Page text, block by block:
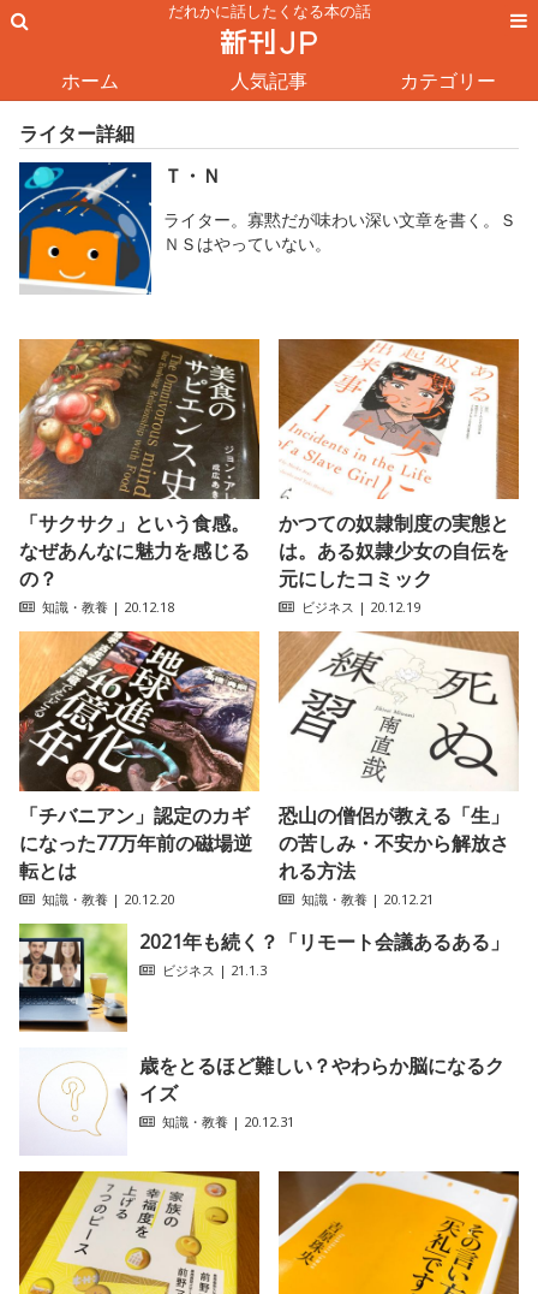
だれかに話したくなる本の話
ホーム 人気記事 カテゴリー
ライター詳細
Ｔ・Ｎ
ライター。寡黙だが味わい深い文章を書く。Ｓ
ＮＳはやっていない。
「サクサク」という食感。
なぜあんなに魅力を感じる
の？
知識・教養 | 20.12.18
かつての奴隷制度の実態と
は。ある奴隷少女の自伝を
元にしたコミック
ビジネス | 20.12.19
「チバニアン」認定のカギ
になった77万年前の磁場逆
転とは
知識・教養 | 20.12.20
恐山の僧侶が教える「生」
の苦しみ・不安から解放さ
れる方法
知識・教養 | 20.12.21
2021年も続く？「リモート会議あるある」
ビジネス | 21.1.3
歳をとるほど難しい？やわらか脳になるク
イズ
知識・教養 | 20.12.31